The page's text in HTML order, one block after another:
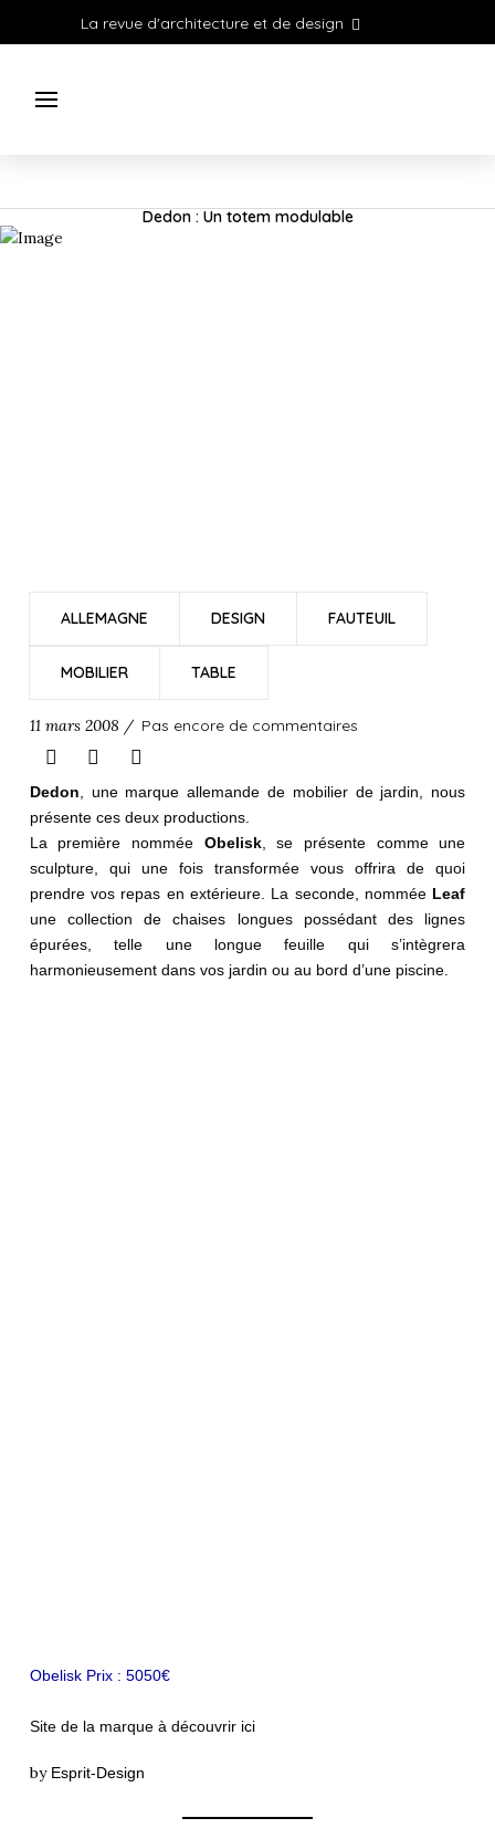
La revue d'architecture et de design
Dedon : Un totem modulable
ALLEMAGNE DESIGN FAUTEUIL
MOBILIER TABLE
11 mars 2008 / Pas encore de commentaires
Dedon , une marque allemande de mobilier de jardin, nous
présente ces deux productions.
La première nommée Obelisk, se présente comme une
sculpture, qui une fois transformée vous offrira de quoi
prendre vos repas en extérieure. La seconde, nommée Leaf
une collection de chaises longues possédant des lignes
épurées, telle une longue feuille qui s’intègrera
harmonieusement dans vos jardin ou au bord d’une piscine.
Obelisk Prix : 5050€
Site de la marque à découvrir ici
by Esprit-Design